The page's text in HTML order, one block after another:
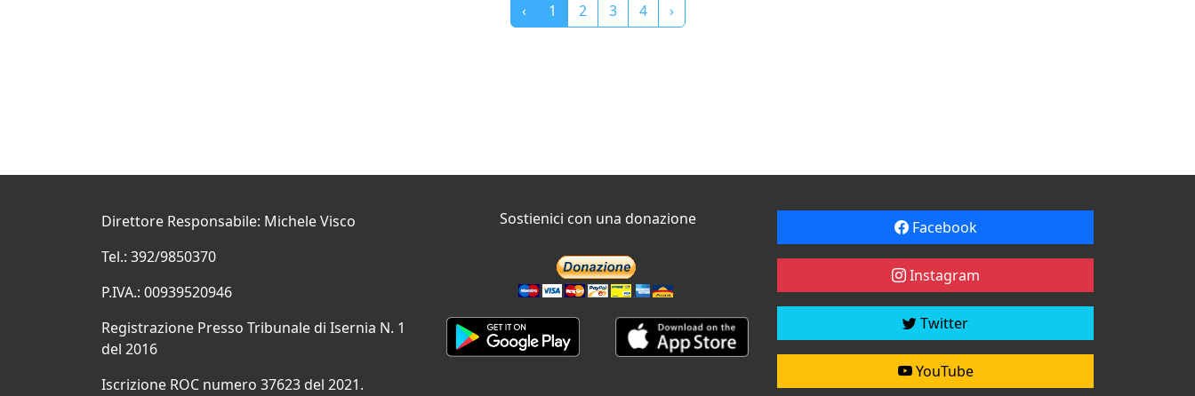
‹ 1 2 3 4 ›
Direttore Responsabile: Michele Visco
Tel.: 392/9850370
P.IVA.: 00939520946
Registrazione Presso Tribunale di Isernia N. 1
del 2016
Iscrizione ROC numero 37623 del 2021.
Sostienici con una donazione Facebook
Instagram
Twitter
YouTube